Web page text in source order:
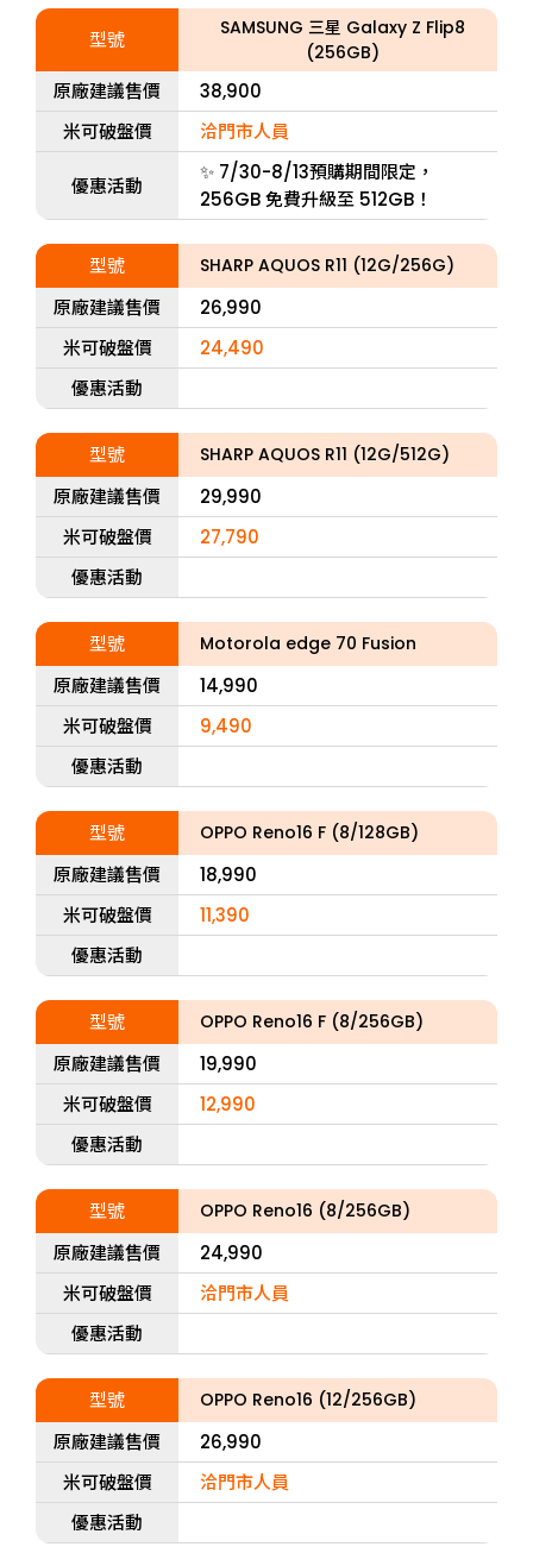
型號
SAMSUNG 三星 Galaxy Z Flip8
(256GB)
原廠建議售價
38,900
米可破盤價
洽門市人員
優惠活動
✨ 7/30-8/13預購期間限定，
256GB 免費升級至 512GB！
型號 SHARP AQUOS R11 (12G/256G)
原廠建議售價
26,990
米可破盤價
24,490
優惠活動
型號 SHARP AQUOS R11 (12G/512G)
原廠建議售價
29,990
米可破盤價
27,790
優惠活動
型號 Motorola edge 70 Fusion
原廠建議售價
14,990
米可破盤價
9,490
優惠活動
型號 OPPO Reno16 F (8/128GB)
原廠建議售價
18,990
米可破盤價
11,390
優惠活動
型號 OPPO Reno16 F (8/256GB)
原廠建議售價
19,990
米可破盤價
12,990
優惠活動
型號 OPPO Reno16 (8/256GB)
原廠建議售價
24,990
米可破盤價
洽門市人員
優惠活動
型號 OPPO Reno16 (12/256GB)
原廠建議售價
26,990
米可破盤價
洽門市人員
優惠活動